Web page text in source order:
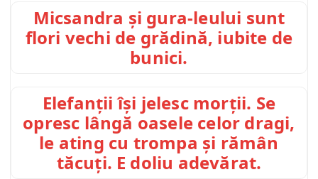
Micsandra și gura-leului sunt
flori vechi de grădină, iubite de
bunici.
Elefanții își jelesc morții. Se
opresc lângă oasele celor dragi,
le ating cu trompa și rămân
tăcuți. E doliu adevărat.